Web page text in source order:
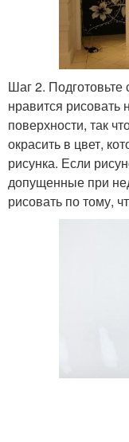
Шаг 2.
нравится рисовать
поверхности, так
окрасить в цвет,
рисунка. Если
допущенные при
рисовать по тому,